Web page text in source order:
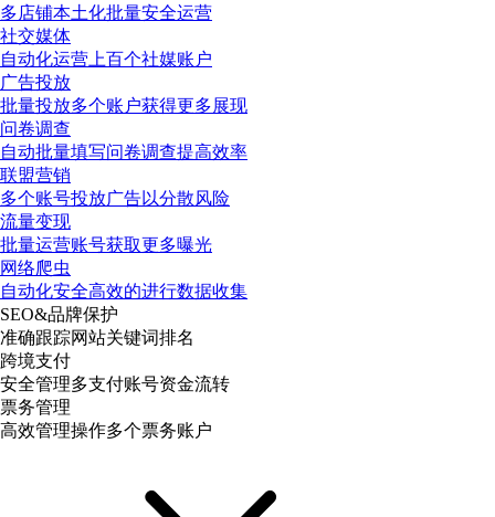
多店铺本土化批量安全运营
社交媒体
自动化运营上百个社媒账户
广告投放
批量投放多个账户获得更多展现
问卷调查
自动批量填写问卷调查提高效率
联盟营销
多个账号投放广告以分散风险
流量变现
批量运营账号获取更多曝光
网络爬虫
自动化安全高效的进行数据收集
SEO&品牌保护
准确跟踪网站关键词排名
跨境支付
安全管理多支付账号资金流转
票务管理
高效管理操作多个票务账户